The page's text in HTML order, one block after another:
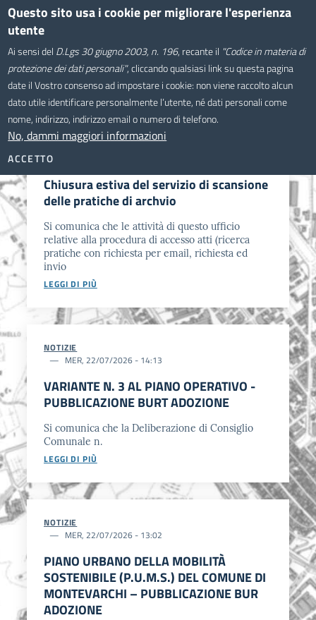
Questo sito usa i cookie per migliorare l'esperienza
utente
Ai sensi del D.Lgs 30 giugno 2003, n. 196, recante il "Codice in materia di
protezione dei dati personali", cliccando qualsiasi link su questa pagina
date il Vostro consenso ad impostare i cookie: non viene raccolto alcun
dato utile identificare personalmente l’utente, né dati personali come
nome, indirizzo, indirizzo email o numero di telefono.
No, dammi maggiori informazioni
ACCETTO
Salta
principale
Comune di Montevarchi
Sistema Informativo
Territoriale
NOTIZIE
Chiusura estiva del servizio di scansione
delle pratiche di archvio
Si comunica che le attività di questo ufficio
relative alla procedura di accesso atti (ricerca
pratiche con richiesta per email, richiesta ed
invio
LEGGI DI PIÙ
NOTIZIE
MER, 22/07/2026 - 14:13
VARIANTE N. 3 AL PIANO OPERATIVO -
PUBBLICAZIONE BURT ADOZIONE
Si comunica che la Deliberazione di Consiglio
Comunale n.
LEGGI DI PIÙ
NOTIZIE
MER, 22/07/2026 - 13:02
PIANO URBANO DELLA MOBILITÀ
SOSTENIBILE (P.U.M.S.) DEL COMUNE DI
MONTEVARCHI – PUBBLICAZIONE BUR
ADOZIONE